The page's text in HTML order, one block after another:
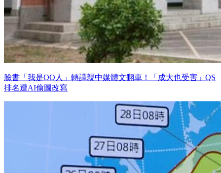
臉書「我是OO人」轉譯親中媒體文翻車！「成大也受害」QS
排名遭AI偷圖改寫